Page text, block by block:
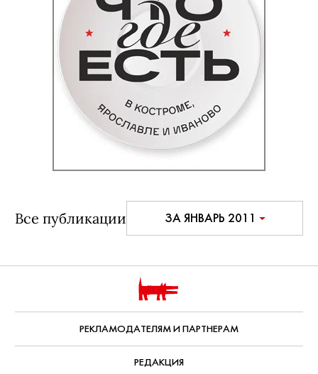
Все публикации ЗА ЯНВАРЬ 2011
РЕКЛАМОДАТЕЛЯМ И ПАРТНЕРАМ
РЕДАКЦИЯ